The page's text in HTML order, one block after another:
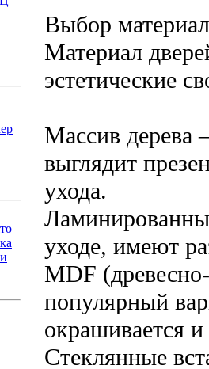
Выбор
Материал
эстетические
Массив дерева
выглядит
ухода.
уходе, имеют
MDF
популярный
окрашивается
Стеклянные